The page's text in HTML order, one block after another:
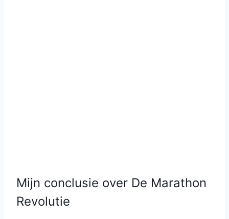
Mijn conclusie over De Marathon
Revolutie